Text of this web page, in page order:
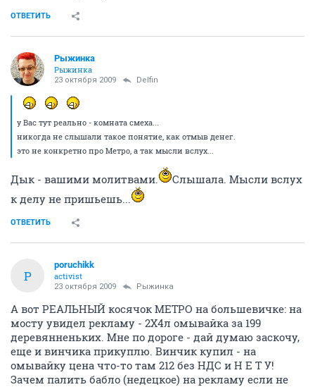
ОТВЕТИТЬ
Рыжинка
Рыжинка
23 октября 2009 Delfin
у Вас тут реально - комната смеха...
никогда не слышали такое понятие, как отмыв денег.
это не конкретно про Метро, а так мысли вслух...
Дык - вашими молитвами.
Слышала. Мысли вслух
к делу не пришьешь...
ОТВЕТИТЬ
P
poruchikk
activist
23 октября 2009 Рыжинка
А вот РЕАЛЬНЫЙ косячок МЕТРО на большевичке: на
мосту увидел рекламу - 2Х4л омывайка за 199
деревянненьких. Мне по дороге - дай думаю заскочу,
еще и винчика прикуплю. Винчик купил - на
омывайку цена что-то там 212 без НДС и Н Е Т У!
Зачем палить бабло (недецкое) на рекламу если не